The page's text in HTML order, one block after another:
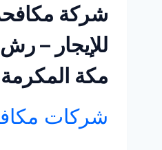
شركة
للإيجار –
مكة المكرمة
شركات